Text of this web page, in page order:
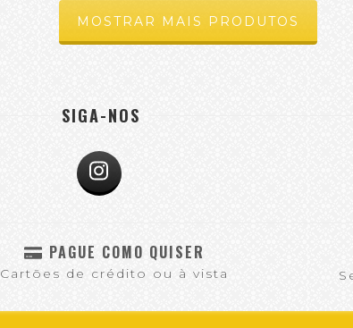
MOSTRAR MAIS PRODUTOS
SIGA-NOS
PAGUE COMO QUISER
Cartões de crédito ou à vista